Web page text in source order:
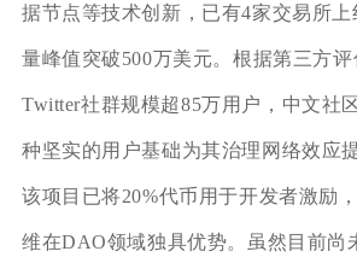
据节点等技术创新，已有4家交易所
量峰值突破500万美元。根据第三方
Twitter社群规模超85万用户，中文社
种坚实的用户基础为其治理网络效应
该项目已将20%代币用于开发者激励
维在DAO领域独具优势。虽然目前尚